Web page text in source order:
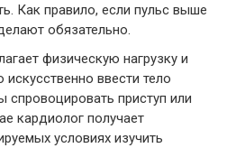
Как правило, если пульс выше
обязательно.
физическую нагрузку и
ввести тело
спровоцировать приступ или
кардиолог получает
условиях изучить